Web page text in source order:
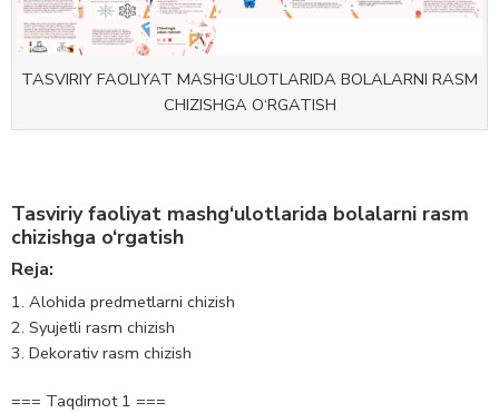
TASVIRIY FAOLIYAT MASHG‘ULOTLARIDA BOLALARNI RASM
CHIZISHGA O‘RGATISH
Tasviriy faoliyat mashg‘ulotlarida bolalarni rasm
chizishga o‘rgatish
Reja:
Alohida predmetlarni chizish
Syujetli rasm chizish
Dekorativ rasm chizish
=== Taqdimot 1 ===